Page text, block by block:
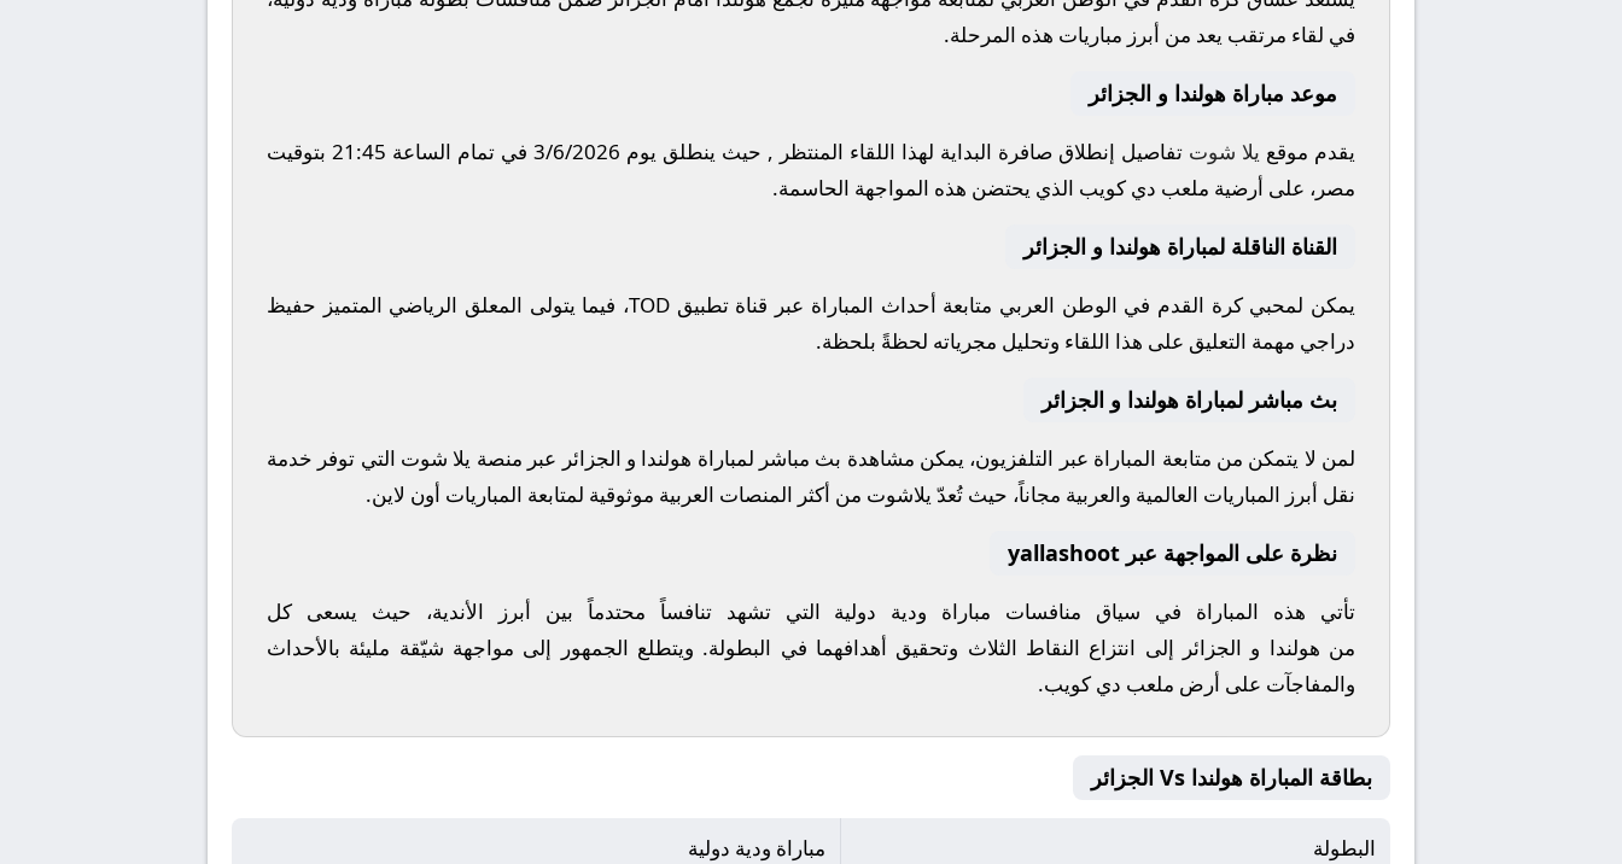
في لقاء مرتقب يعد من أبرز مباريات هذه المرحلة.
موعد مباراة هولندا و الجزائر
يقدم موقع يلا شوت تفاصيل إنطلاق صافرة البداية لهذا اللقاء المنتظر , حيث ينطلق يوم 3/6/2026 في تمام الساعة 21:45 بتوقيت
مصر، على أرضية ملعب دي كويب الذي يحتضن هذه المواجهة الحاسمة.
القناة الناقلة لمباراة هولندا و الجزائر
يمكن لمحبي كرة القدم في الوطن العربي متابعة أحداث المباراة عبر قناةتطبيق TOD ، فيما يتولى المعلق الرياضي المتميز حفيظ
دراجي مهمة التعليق على هذا اللقاء وتحليل مجرياته لحظةً بلحظة.
بث مباشر لمباراة هولندا و الجزائر
لمن لا يتمكن من متابعة المباراة عبر التلفزيون، يمكن مشاهدة بث مباشر لمباراة هولندا و الجزائر عبر منصة يلا شوت التي توفر خدمة
نقل أبرز المباريات العالمية والعربية مجاناً، حيث تُعدّ يلاشوت من أكثر المنصات العربية موثوقية لمتابعة المباريات أون لاين.
نظرة على المواجهة عبر yallashoot
تأتي هذه المباراة في سياق منافسات مباراة ودية دولية التي تشهد تنافساً محتدماً بين أبرز الأندية، حيث يسعى كل
من هولندا و الجزائر إلى انتزاع النقاط الثلاث وتحقيق أهدافهما في البطولة. ويتطلع الجمهور إلى مواجهة شيّقة مليئة بالأحداث
والمفاجآت على أرض ملعب دي كويب.
بطاقة المباراة هولندا Vs الجزائر
البطولة مباراة ودية دولية